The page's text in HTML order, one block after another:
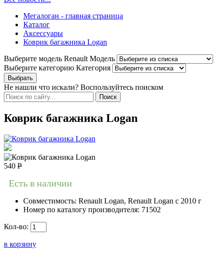
Мегалоган - главная страница
Каталог
Аксессуары
Коврик багажника Logan
Выберите модель Renault Модель
Выберите категорию Категория
Не нашли что искали? Воспользуйтесь поиском
Коврик багажника Logan
540 Р
Есть в наличии
Совместимость: Renault Logan, Renault Logan c 2010 г
Номер по каталогу производителя: 71502
Кол-во:
в корзину